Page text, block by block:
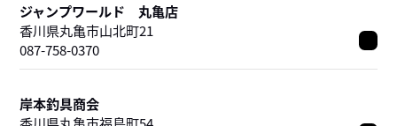
ジャンプワールド 丸亀店
香川県丸亀市山北町21
087-758-0370
岸本釣具商会